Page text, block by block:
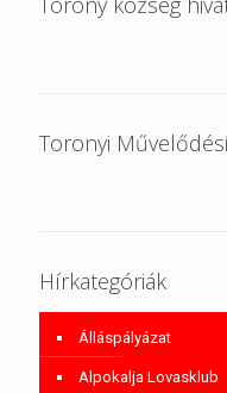
Toronyi
Hírkategóriák
Álláspályázat
Alpokalja Lovasklub